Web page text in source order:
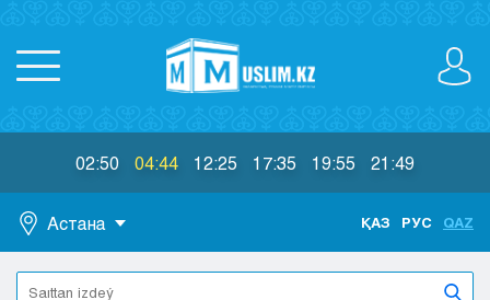
02:50 04:44 12:25 17:35 19:55 21:49
Астана
Astana
ҚАЗ РУС QAZ